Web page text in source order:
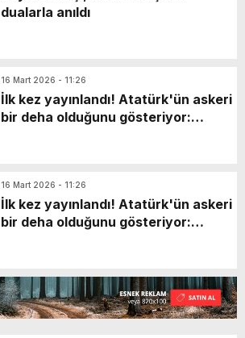
dualarla anıldı
16 Mart 2026 - 11:26
İlk kez yayınlandı! Atatürk'ün askeri
bir deha olduğunu gösteriyor:
16 Mart 2026 - 11:26
İlk kez yayınlandı! Atatürk'ün askeri
bir deha olduğunu gösteriyor: